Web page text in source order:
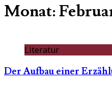
Monat:
Literatur
Der Aufbau einer